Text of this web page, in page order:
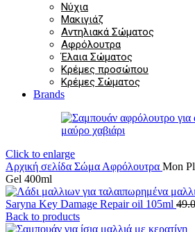
Νύχια
Μακιγιάζ
Αντηλιακά Σώματος
Αφρόλουτρα
Έλαια Σώματος
Κρέμες προσώπου
Κρέμες Σώματος
Brands
Click to enlarge
Αρχική σελίδα Σώμα Αφρόλουτρα Mon
Gel 400ml
Saryna Key Damage Repair oil 105ml
Back to products